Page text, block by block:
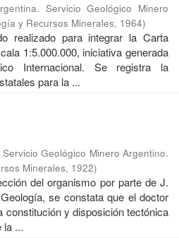
Servicio Geológico Minero
y Recursos Minerales, 1964)
realizado para integrar la Carta
1:5.000.000, iniciativa generada
Internacional. Se registra la
para la ...
Geológico Minero Argentino.
Minerales, 1922)
del organismo por parte de J.
se constata que el doctor
y disposición tectónica
la ...